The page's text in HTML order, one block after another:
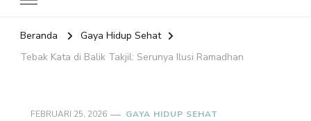
Beranda
Gaya Hidup Sehat
Tebak Kata di Balik Takjil: Serunya Ilusi Ramadhan
FEBRUARI 25, 2026 GAYA HIDUP SEHAT